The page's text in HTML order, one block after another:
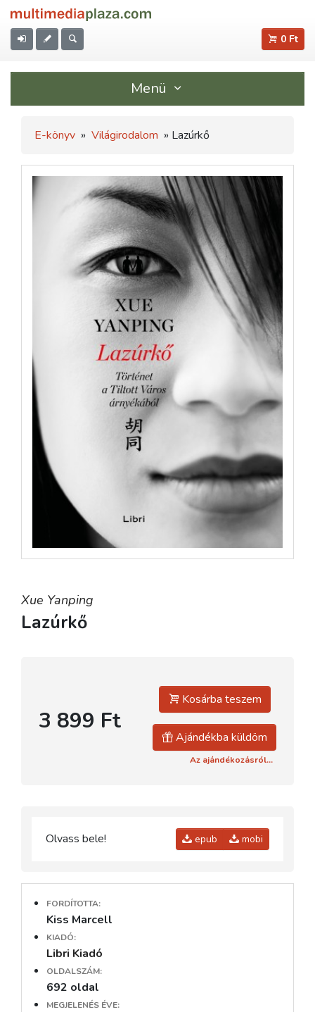
0 Ft
Menü
E-könyv » Világirodalom » Lazúrkő
Xue Yanping
Lazúrkő
3 899 Ft
Kosárba teszem
Ajándékba küldöm
Az ajándékozásról...
Olvass bele! epub mobi
FORDÍTOTTA:
Kiss Marcell
KIADÓ:
Libri Kiadó
OLDALSZÁM:
692 oldal
MEGJELENÉS ÉVE: